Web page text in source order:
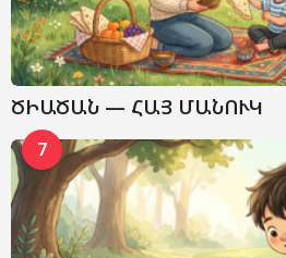
ԾԻԱԾԱՆ — ՀԱՅ ՄԱՆՈՒԿ
7